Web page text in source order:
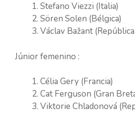
Stefano Viezzi (Italia)
Sören Solen (Bélgica)
Václav Bažant
Júnior femenino :
Célia Gery (Francia)
Cat Ferguson (Gran
Viktorie Chladonová